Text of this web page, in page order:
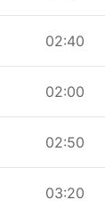
02:40
02:00
02:50
03:20